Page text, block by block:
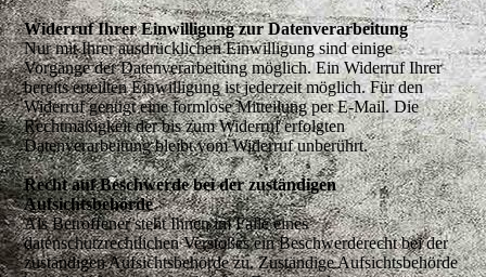
Widerruf Ihrer Einwilligung zur Datenverarbeitung
Nur mit Ihrer ausdrücklichen Einwilligung sind einige
Vorgänge der Datenverarbeitung möglich. Ein Widerruf Ihrer
bereits erteilten Einwilligung ist jederzeit möglich. Für den
Widerruf genügt eine formlose Mitteilung per E-Mail. Die
Rechtmäßigkeit der bis zum Widerruf erfolgten
Datenverarbeitung bleibt vom Widerruf unberührt.
Recht auf Beschwerde bei der zuständigen
Aufsichtsbehörde
Als Betroffener steht Ihnen im Falle eines
datenschutzrechtlichen Verstoßes ein Beschwerderecht bei der
zuständigen Aufsichtsbehörde zu. Zuständige Aufsichtsbehörde